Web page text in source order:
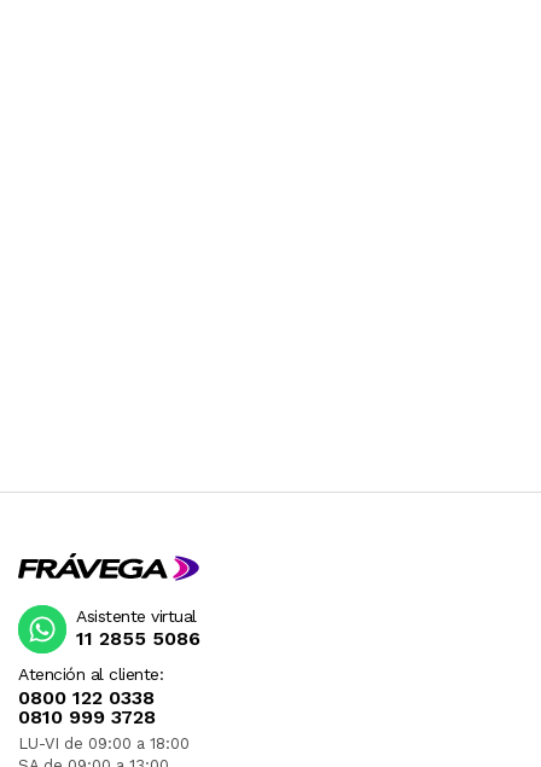
Atención al cliente:
0800 122 0338
0810 999 3728
LU-VI de 09:00 a 18:00
Asistente virtual
11 2855 5086